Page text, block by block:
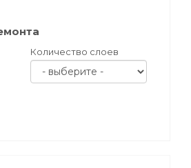
Количество слоев